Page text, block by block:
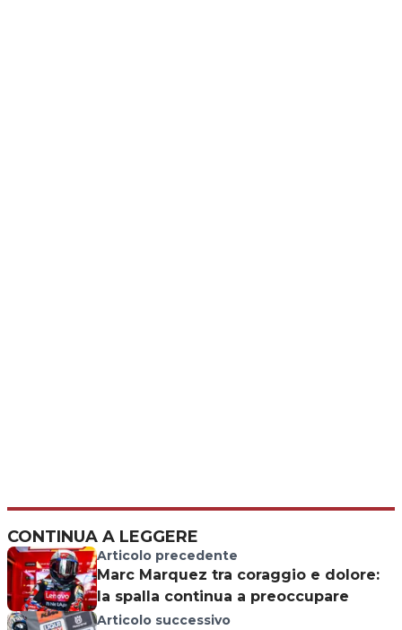
CONTINUA A LEGGERE
Articolo precedente
Marc Marquez tra coraggio e dolore:
la spalla continua a preoccupare
Articolo successivo